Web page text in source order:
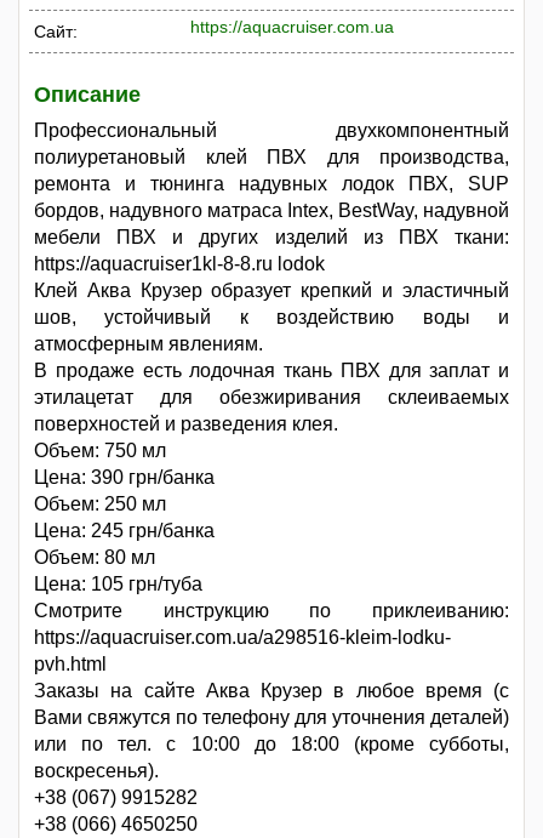
Сайт: https://aquacruiser.com.ua
Описание
Профессиональный двухкомпонентный
полиуретановый клей ПВХ для производства,
ремонта и тюнинга надувных лодок ПВХ, SUP
бордов, надувного матраса Intex, BestWay, надувной
мебели ПВХ и других изделий из ПВХ ткани:
https://aquacruiser1kl-8-8.ru lodok
Клей Аква Крузер образует крепкий и эластичный
шов, устойчивый к воздействию воды и
атмосферным явлениям.
В продаже есть лодочная ткань ПВХ для заплат и
этилацетат для обезжиривания склеиваемых
поверхностей и разведения клея.
Объем: 750 мл
Цена: 390 грн/банка
Объем: 250 мл
Цена: 245 грн/банка
Объем: 80 мл
Цена: 105 грн/туба
Смотрите инструкцию по приклеиванию:
https://aquacruiser.com.ua/a298516-kleim-lodku-
pvh.html
Заказы на сайте Аква Крузер в любое время (с
Вами свяжутся по телефону для уточнения деталей)
или по тел. с 10:00 до 18:00 (кроме субботы,
воскресенья).
+38 (067) 9915282
+38 (066) 4650250